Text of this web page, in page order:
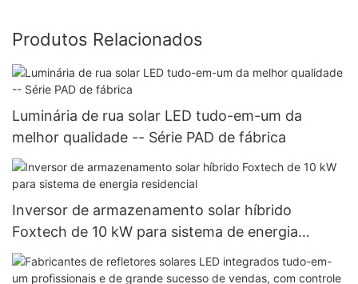
Produtos Relacionados
Luminária de rua solar LED tudo-em-um da
melhor qualidade -- Série PAD de fábrica
Inversor de armazenamento solar híbrido
Foxtech de 10 kW para sistema de energia
residencial